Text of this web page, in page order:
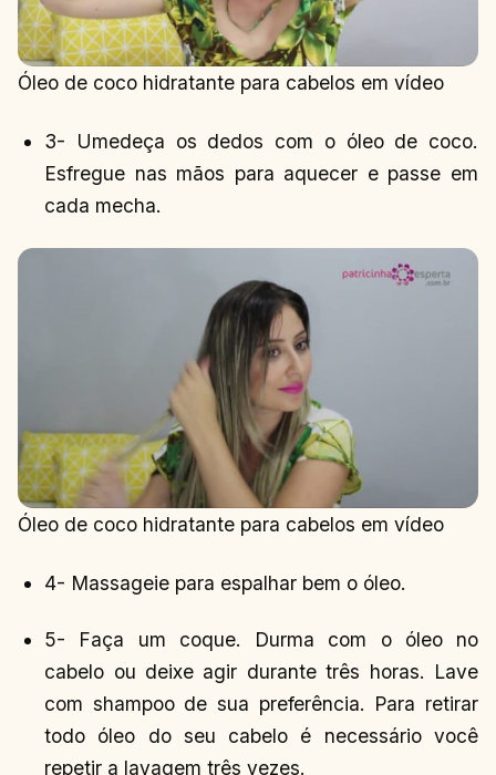
Óleo de coco hidratante para cabelos em vídeo
3- Umedeça os dedos com o óleo de coco.
Esfregue nas mãos para aquecer e passe em
cada mecha.
Óleo de coco hidratante para cabelos em vídeo
4- Massageie para espalhar bem o óleo.
5- Faça um coque. Durma com o óleo no
cabelo ou deixe agir durante três horas. Lave
com shampoo de sua preferência. Para retirar
todo óleo do seu cabelo é necessário você
repetir a lavagem três vezes.